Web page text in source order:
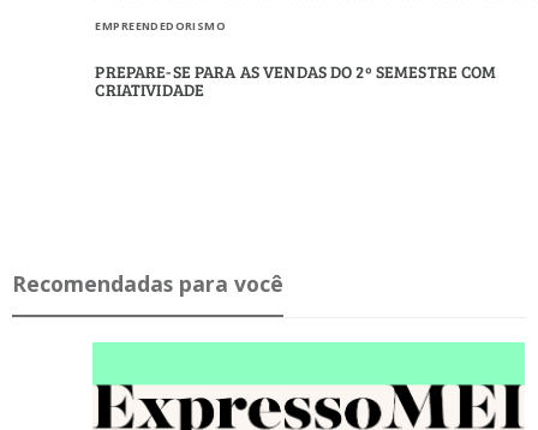
EMPREENDEDORISMO
PREPARE-SE PARA AS VENDAS DO 2º SEMESTRE COM
CRIATIVIDADE
Recomendadas para você